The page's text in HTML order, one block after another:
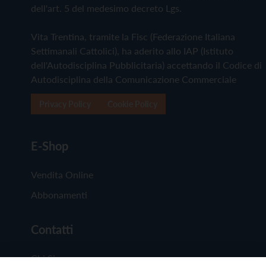
dell'art. 5 del medesimo decreto Lgs.
Vita Trentina, tramite la Fisc (Federazione Italiana
Settimanali Cattolici), ha aderito allo IAP (Istituto
dell'Autodisciplina Pubblicitaria) accettando il Codice di
Autodisciplina della Comunicazione Commerciale
E-Shop
Vendita Online
Abbonamenti
Contatti
Chi Siamo